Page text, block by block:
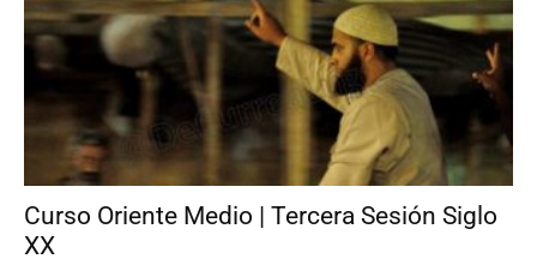
Curso Oriente Medio | Tercera Sesión Siglo
XX